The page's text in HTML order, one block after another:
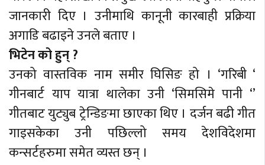
जानकारी दिए । उनीमाथि कानूनी कारबाही प्रक्रिया
अगाडि बढाइने उनले बताए ।
भिटेन को हुन् ?
उनको वास्तविक नाम समीर घिसिङ हो । ‘गरिबी ‘
गीनबार्ट याप यात्रा थालेका उनी ‘सिमसिमे पानी ‘’
गीतबाट युट्युब ट्रेन्डिङमा छाएका थिए । दर्जन बढी गीत
गाइसकेका उनी पछिल्लो समय देशविदेशमा
कन्सर्टहरुमा समेत व्यस्त छन् ।